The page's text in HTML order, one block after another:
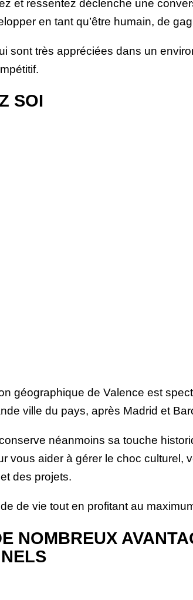
et ressentez déclenche une
en tant qu’être humain, de
sont très appréciées dans un
SOI
géographique de Valence est
ville du pays, après Madrid et
néanmoins sa touche
vous aider à gérer le choc culturel,
des projets.
de vie tout en profitant au
NOMBREUX